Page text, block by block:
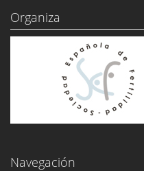
Organiza
Navegación